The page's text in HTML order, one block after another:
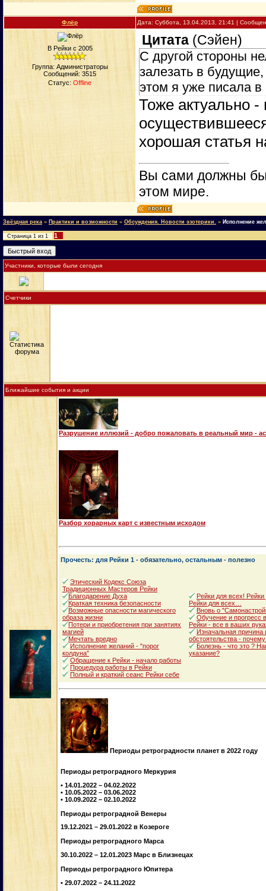
Флёр Дата: Суббота, 13.04.2013, 21:41 |
В Рейки с 2005
Группа: Администраторы
Сообщений: 3515
Статус: Offline
Цитата (Сэйен)
С другой стороны
залезать в
этом я уже писала
Тоже актуально
хорошая статья
Вы сами должны
этом мире.
Звёздная река » Практики и возможности » Обсуждения. Новости эзотерики. » Исполнение
Страница 1 из 1 1
Участники, которые были сегодня
Счетчики
Ближайшие события и акции
Разрушение иллюзий - добро пожаловать в реальный мир -
Разбор хорарных карт с известным исходом
Прочесть: для Рейки 1 - обязательно, остальным - полезно
Этический Кодекс Союза
Традиционных Мастеров Рейки
Благодарение Духа
Краткая техника безопасности
Возможные опасности магического
образа жизни
Потери и приобретения при занятиях
магией
Мечтать вредно
Исполнение желаний - "порог
колдуна"
Обращение к Рейки - начало работы
Процедура работы в Рейки
Полный и краткий сеанс Рейки себе
Рейки для всех!
Рейки для всех…
Вновь о
Обучение и прогресс
Рейки - все в ваших
Изначальная
обстоятельства -
Болезнь - что это ?
указание?
Периоды ретроградности планет в 2022 году
Периоды ретроградного Меркурия
• 14.01.2022 – 04.02.2022
• 10.05.2022 – 03.06.2022
• 10.09.2022 – 02.10.2022
Периоды ретроградной Венеры
19.12.2021 – 29.01.2022 в Козероге
Периоды ретроградного Марса
30.10.2022 – 12.01.2023 Марс в Близнецах
Периоды ретроградного Юпитера
• 29.07.2022 – 24.11.2022